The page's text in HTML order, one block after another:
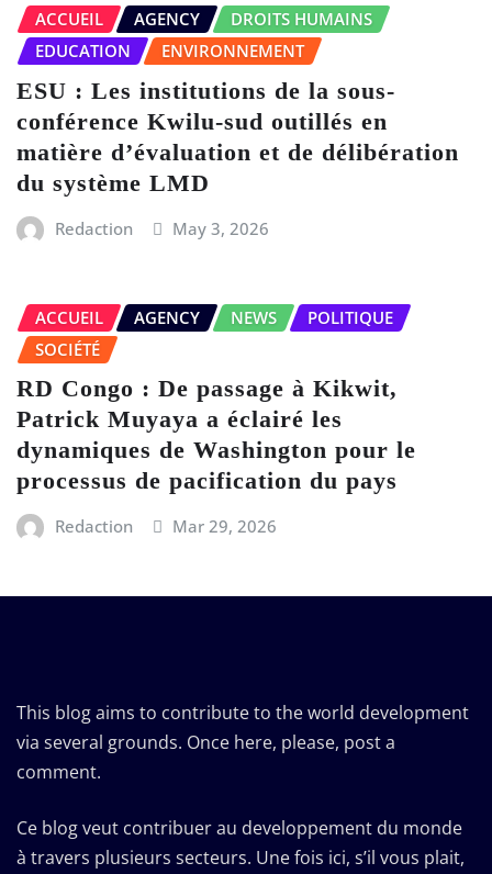
ACCUEIL AGENCY
DROITS HUMAINS
EDUCATION
ENVIRONNEMENT
ESU : Les institutions de la sous-
conférence Kwilu-sud outillés en
matière d’évaluation et de délibération
du système LMD
Redaction May 3, 2026
ACCUEIL AGENCY NEWS
POLITIQUE
SOCIÉTÉ
RD Congo : De passage à Kikwit,
Patrick Muyaya a éclairé les
dynamiques de Washington pour le
processus de pacification du pays
Redaction Mar 29, 2026
This blog aims to contribute to the world development
via several grounds. Once here, please, post a
comment.
Ce blog veut contribuer au developpement du monde
à travers plusieurs secteurs. Une fois ici, s’il vous plait,